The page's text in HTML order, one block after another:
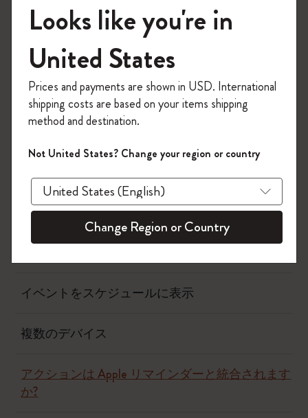
リクエスト ボードをご覧ください:
https://bonobo.canny.io/actions。
フロー
ページカメラ
アクション
イベントをスケジュールに表示
複数のデバイス
アクションは Apple リマインダーと統合されます
か?
モレスキンの世界へようこそ
「WELCOME10」を入力すると、初回注
文が10%オフ＋送料無料になります。セ
ール・アウトレット品は適用外。
Moleskineアカウントを作成して限定オフ
ァーや会員特典、さらに多くのインスピ
レーションを手に入れましょう。
今すぐ会員登録 !
Looks like you're in
United States
Prices and payments are shown in USD. International
shipping costs are based on your items shipping
method and destination.
Not United States? Change your region or country
Change Region or Country